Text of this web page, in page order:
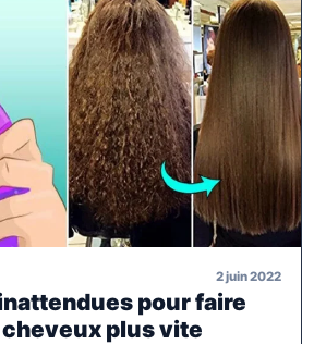
2 juin 2022
pour faire
plus vite